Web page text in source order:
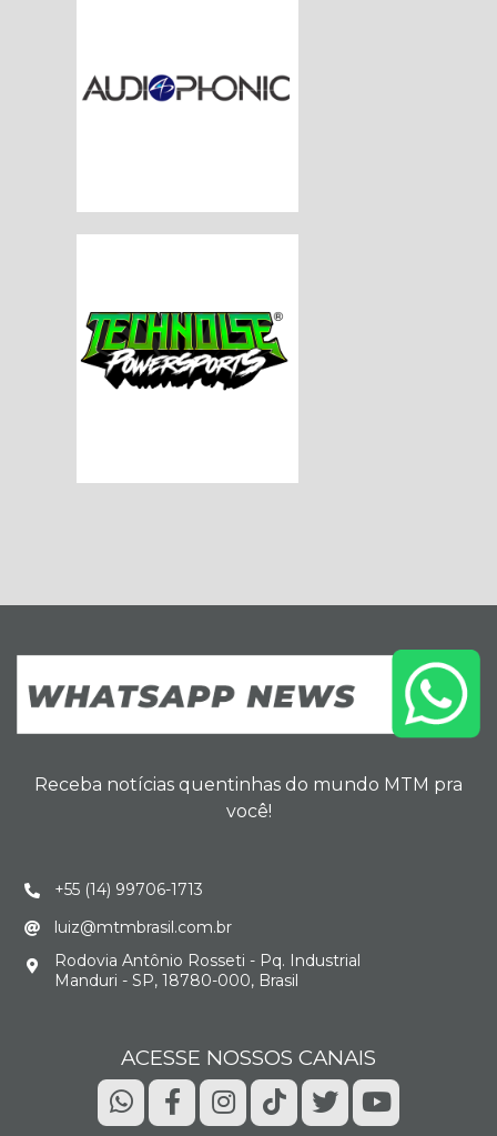
Receba notícias quentinhas do mundo MTM pra
você!
+55 (14) 99706-1713
luiz@mtmbrasil.com.br
Rodovia Antônio Rosseti - Pq. Industrial
Manduri - SP, 18780-000, Brasil
ACESSE NOSSOS CANAIS